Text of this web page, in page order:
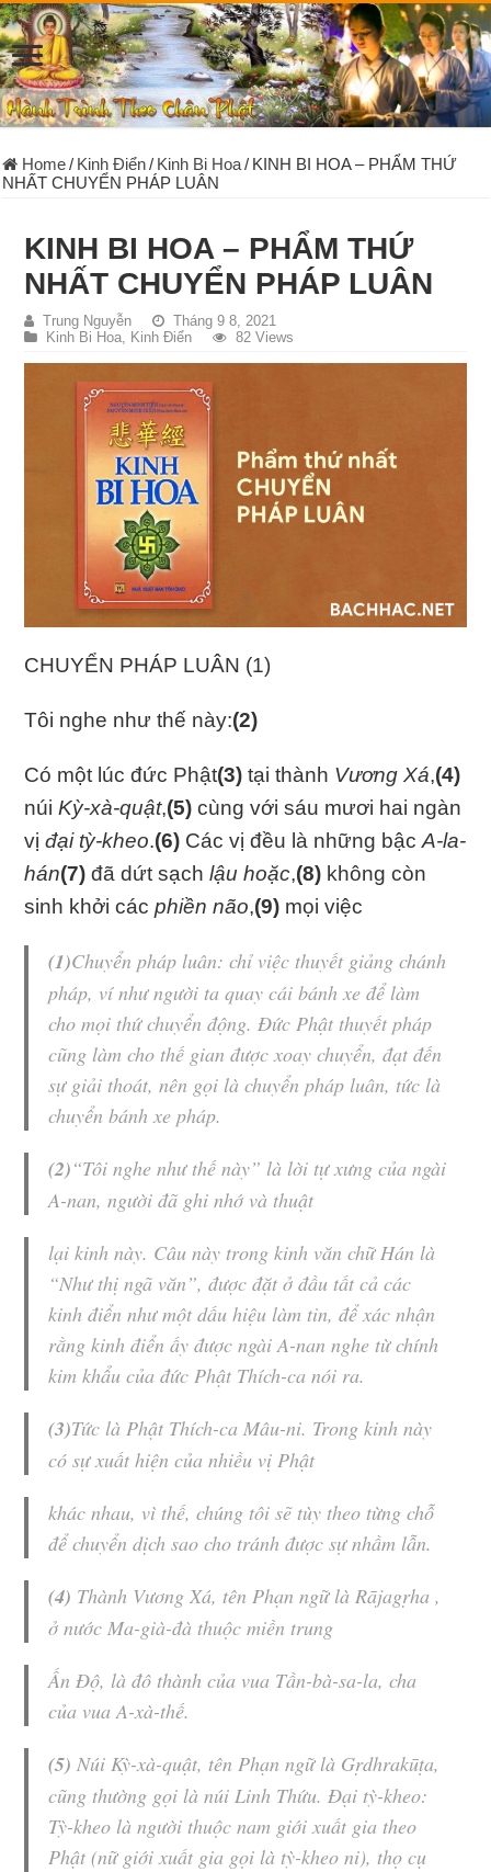
Home/ Kinh Điển/ Kinh Bi Hoa/ KINH BI HOA – PHẨM THỨ
NHẤT CHUYỂN PHÁP LUÂN
KINH BI HOA – PHẨM THỨ
NHẤT CHUYỂN PHÁP LUÂN
Trung Nguyễn
Tháng 9 8, 2021
Kinh Bi Hoa, Kinh Điển 82 Views
CHUYỂN PHÁP LUÂN (1)
Tôi nghe như thế này:(2)
Có một lúc đức Phật(3)tại thành Vương Xá,(4)
núiKỳ-xà-quật,(5)cùng với sáu mươi hai ngàn
vịđại tỳ-kheo.(6) Các vị đều là những bậcA-la-
hán(7)đã dứt sạchlậu hoặc,(8) không còn
sinh khởi cácphiền não,(9) mọi việc
(1)Chuyển pháp luân: chỉ việc thuyết giảng chánh
pháp, ví như người ta quay cái bánh xe để làm
cho mọi thứ chuyển động. Đức Phật thuyết pháp
cũng làm cho thế gian được xoay chuyển, đạt đến
sự giải thoát, nên gọi làchuyển pháp luân, tức là
chuyển bánh xe pháp.
(2)“Tôi nghe như thế này” là lời tự xưng của ngài
A-nan, người đã ghi nhớ và thuật
lại kinh này. Câu này trong kinh văn chữ Hán là
“Như thị ngã văn”, được đặt ở đầu tất cả các
kinh điển như một dấu hiệu làm tin, để xác nhận
rằng kinh điển ấy được ngài A-nan nghe từ chính
kim khẩu của đức Phật Thích-canói ra.
(3)Tức là Phật Thích-ca Mâu-ni. Trong kinh này
có sự xuất hiện của nhiều vị Phật
khác nhau, vì thế, chúng tôi sẽ tùy theo từng chỗ
để chuyển dịch sao cho tránh được sự nhầm lẫn.
(4) Thành Vương Xá, tên Phạn ngữ là Rājagṛha ,
ở nước Ma-già-đà thuộc miền trung
Ấn Độ, là đô thành của vua Tần-bà-sa-la, cha
của vuaA-xà-thế.
(5)Núi Kỳ-xà-quật, tên Phạn ngữ là Gṛdhrakūṭa,
cũng thường gọi là núi Linh Thứu. Đại tỳ-kheo:
Tỳ-kheo là người thuộc nam giới xuất gia theo
Phật (nữ giới xuất gia gọi là tỳ-kheo ni), thọ cụ